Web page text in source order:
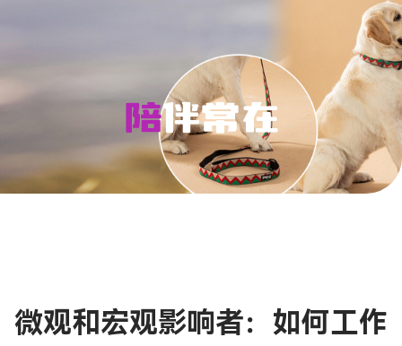
陪伴常在
微观和宏观影响者：如何工作